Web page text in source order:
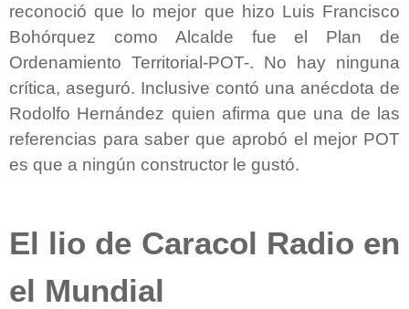
reconoció que lo mejor que hizo Luis Francisco
Bohórquez como Alcalde fue el Plan de
Ordenamiento Territorial-POT-. No hay ninguna
crítica, aseguró. Inclusive contó una anécdota de
Rodolfo Hernández quien afirma que una de las
referencias para saber que aprobó el mejor POT
es que a ningún constructor le gustó.
El lio de Caracol Radio en
el Mundial